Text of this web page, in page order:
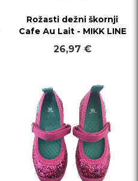
Rožasti dežni škornji
Cafe Au Lait - MIKK LINE
26,97 €